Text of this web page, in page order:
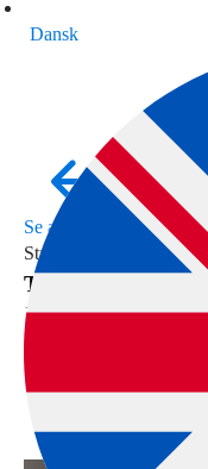
Dansk
Se alle indlæg
Stress
Tilbage efter stress
1. september 2022
7 minutters læsetid